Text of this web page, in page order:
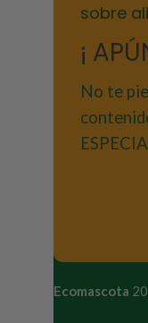
sobre
¡
No te
Ecomascota